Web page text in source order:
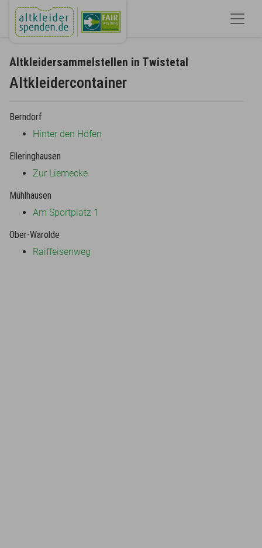
Altkleidersammelstellen in Twistetal
Altkleidercontainer
Berndorf
Hinter den Höfen
Elleringhausen
Zur Liemecke
Mühlhausen
Am Sportplatz 1
Ober-Warolde
Raiffeisenweg